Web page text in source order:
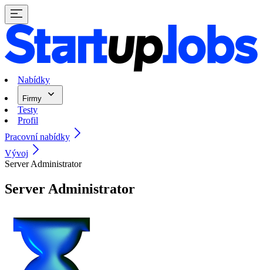
Nabídky
Firmy
Testy
Profil
Pracovní nabídky
Vývoj
Server Administrator
Server Administrator